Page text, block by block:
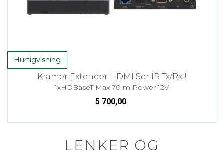
Hurtigvisning
Kramer Extender HDMI Ser IR Tx/Rx !
1xHDBaseT Max 70 m Power 12V
5 700,00
LENKER OG